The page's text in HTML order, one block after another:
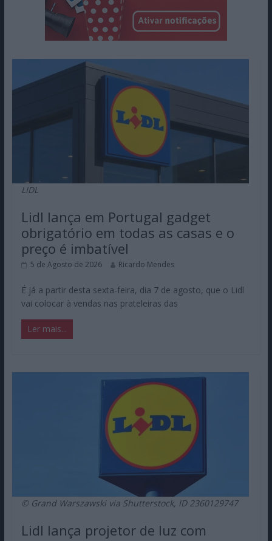
LIDL
Lidl lança em Portugal gadget
obrigatório em todas as casas e o
preço é imbatível
5 de Agosto de 2026 Ricardo Mendes
É já a partir desta sexta-feira, dia 7 de agosto, que o Lidl
vai colocar à vendas nas prateleiras das
Ler mais...
© Grand Warszawski via Shutterstock, ID 2360129747
Lidl lança projetor de luz com